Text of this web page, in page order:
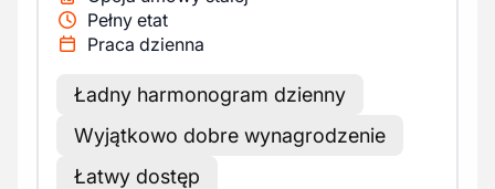
Pełny etat
Praca dzienna
Ładny harmonogram dzienny
Wyjątkowo dobre wynagrodzenie
Łatwy dostęp